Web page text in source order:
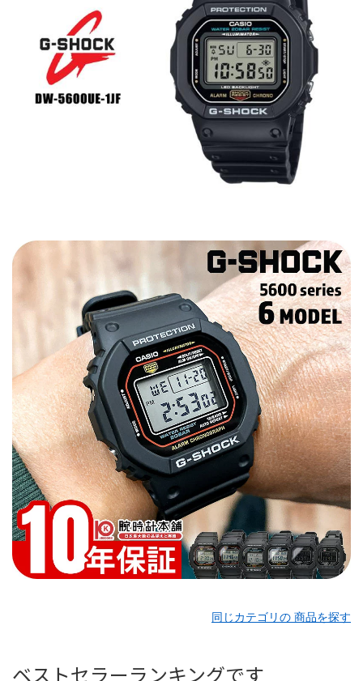
同じカテゴリの 商品を探す
ベストセラーランキングです